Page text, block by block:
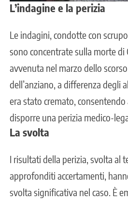
L’indagine e la perizia
Le indagini, condotte con
sono concentrate sulla morte di
avvenuta nel marzo dello
dell’anziano, a differenza degli
era stato cremato,
disporre una perizia medico-
La svolta
I risultati della perizia, svolta al
approfonditi accertamenti,
svolta significativa nel caso. È